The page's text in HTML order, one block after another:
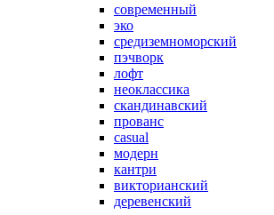
современный
эко
средиземноморский
пэчворк
лофт
неоклассика
скандинавский
прованс
casual
модерн
кантри
викторианский
деревенский